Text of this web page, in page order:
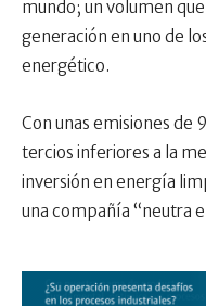
mundo; un volumen
generación en uno de
energético.
Con unas emisiones de
tercios inferiores a la
inversión en energía
una compañía “neutra